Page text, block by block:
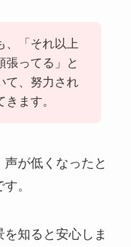
、「それ以上
張ってる」と
て、努力され
ます。
が低くなったと
。
知ると安心しま